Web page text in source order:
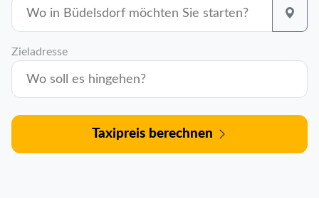
Zieladresse
Taxipreis berechnen